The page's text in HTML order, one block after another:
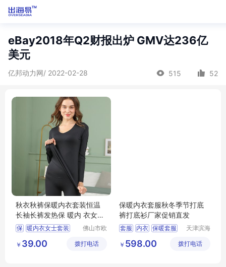
eBay2018年Q2财报出炉 GMV达236亿
美元
亿邦动力网/ 2022-02-28 515 52
秋衣秋裤保暖内衣套装恒温
长袖长裤发热保 暖内 衣女士
套 装
保 暖内衣女士套装
内衣套装
佛山市欧
技有限公
￥ 39.00 拨打电话
保暖内衣套服秋冬季节打底
裤打底衫厂家促销直发
套服 内衣 保暖套服
天津滨海
有限公司
￥ 598.00 拨打电话